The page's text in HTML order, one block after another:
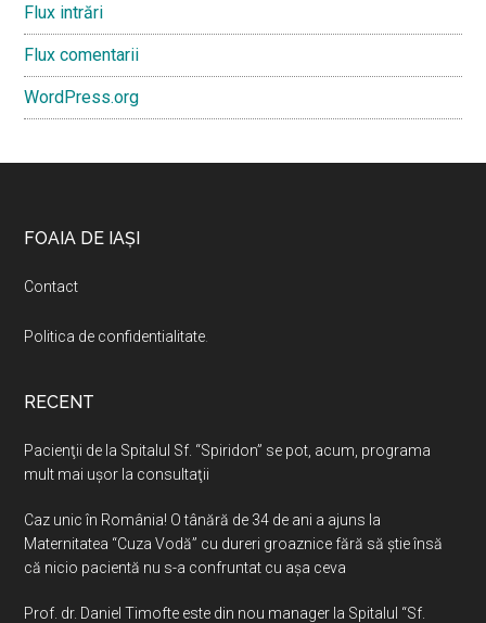
Flux intrări
Flux comentarii
WordPress.org
Footer
FOAIA DE IAȘI
Contact
Politica de confidentialitate
RECENT
Pacienţii de la Spitalul Sf. “Spiridon” se pot, acum, programa
mult mai uşor la consultaţii
Caz unic în România! O tânără de 34 de ani a ajuns la
Maternitatea “Cuza Vodă” cu dureri groaznice fără să ştie însă
că nicio pacientă nu s-a confruntat cu așa ceva
Prof. dr. Daniel Timofte este din nou manager la Spitalul “Sf.